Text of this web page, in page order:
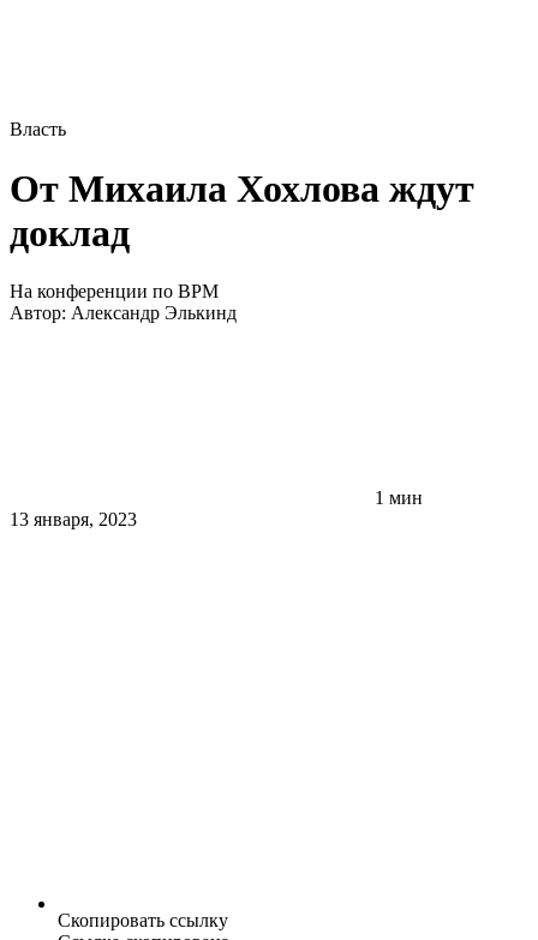
Власть
От Михаила Хохлова ждут
доклад
На конференции по BPM
Автор: Александр Элькинд
1 мин
13 января, 2023
Скопировать ссылку